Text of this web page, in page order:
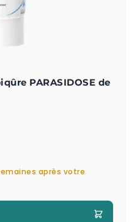
PARASIDOSE de
après votre